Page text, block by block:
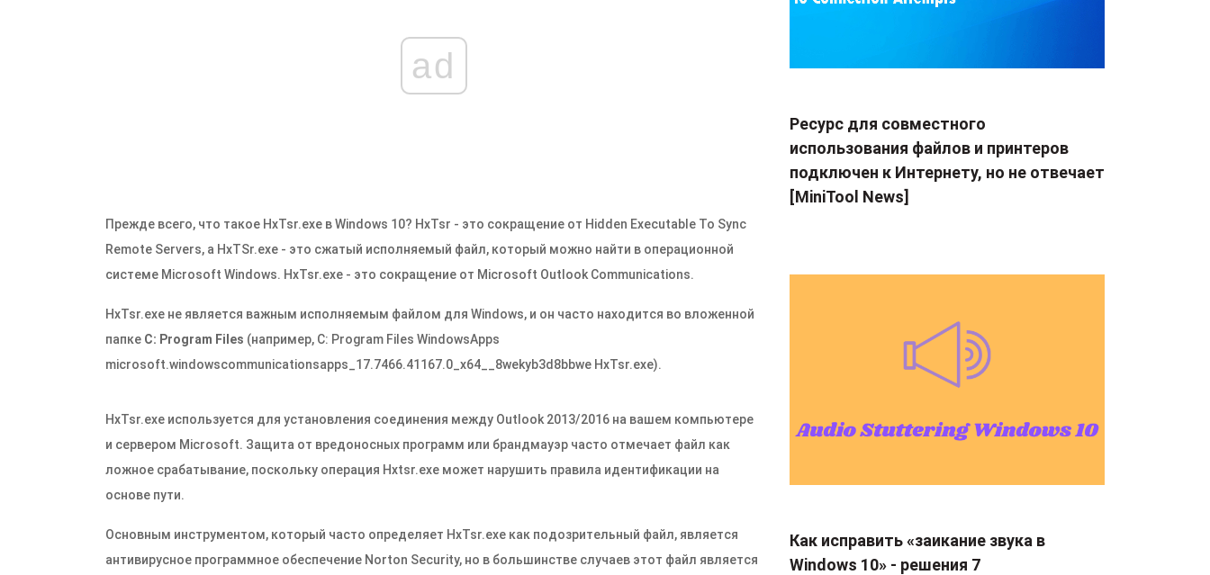
ad
Прежде всего, что такое HxTsr.exe в Windows 10? HxTsr - это сокращение от Hidden Executable To Sync
Remote Servers, а HxTSr.exe - это сжатый исполняемый файл, который можно найти в операционной
системе Microsoft Windows. HxTsr.exe - это сокращение от Microsoft Outlook Communications.
HxTsr.exe не является важным исполняемым файлом для Windows, и он часто находится во вложенной
папке C: Program Files (например, C: Program Files WindowsApps
microsoft.windowscommunicationsapps_17.7466.41167.0_x64__8wekyb3d8bbwe HxTsr.exe).
HxTsr.exe используется для установления соединения между Outlook 2013/2016 на вашем компьютере
и сервером Microsoft. Защита от вредоносных программ или брандмауэр часто отмечает файл как
ложное срабатывание, поскольку операция Hxtsr.exe может нарушить правила идентификации на
основе пути.
Основным инструментом, который часто определяет HxTsr.exe как подозрительный файл, является
антивирусное программное обеспечение Norton Security, но в большинстве случаев этот файл является
Ресурс для совместного
использования файлов и принтеров
подключен к Интернету, но не отвечает
[MiniTool News]
Как исправить «заикание звука в
Windows 10» - решения 7